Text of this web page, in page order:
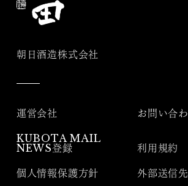
朝日酒造株式会社
運営会社 お問い合
KUBOTA MAIL
NEWS登録
利用規約
個人情報保護方針 外部送信